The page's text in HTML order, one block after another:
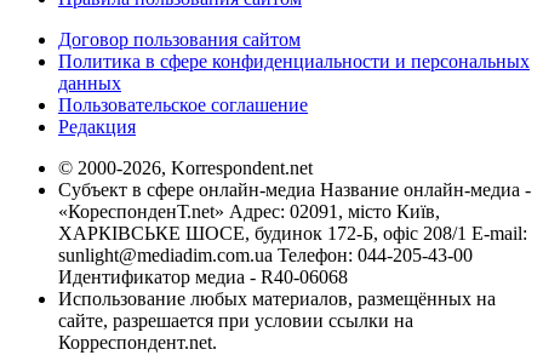
Договор пользования сайтом
Политика в сфере конфиденциальности и персональных
данных
Пользовательское соглашение
Редакция
© 2000-2026, Korrespondent.net
Субъект в сфере онлайн-медиа Название онлайн-медиа -
«КореспонденТ.net» Адрес: 02091, місто Київ,
ХАРКІВСЬКЕ ШОСЕ, будинок 172-Б, офіс 208/1 E-mail:
sunlight@mediadim.com.ua Телефон: 044-205-43-00
Идентификатор медиа - R40-06068
Использование любых материалов, размещённых на
сайте, разрешается при условии ссылки на
Корреспондент.net.